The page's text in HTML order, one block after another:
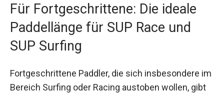
Für Fortgeschrittene: Die ideale
Paddellänge für SUP Race und
SUP Surfing
Fortgeschrittene Paddler, die sich insbesondere im
Bereich Surfing oder Racing austoben wollen, gibt